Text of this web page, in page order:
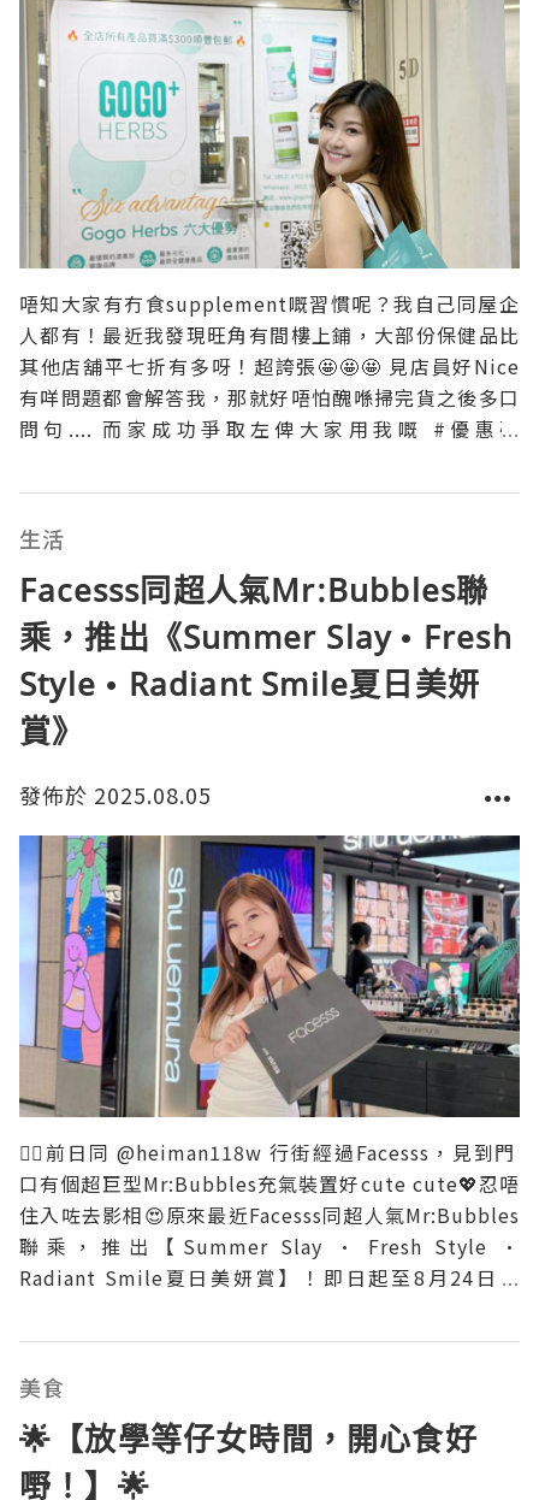
唔知大家有冇食supplement嘅習慣呢？我自己同屋企
人都有！最近我發現旺角有間樓上鋪，大部份保健品比
其他店舖平七折有多呀！超誇張🤩🤩🤩 見店員好Nice
有咩問題都會解答我，那就好唔怕醜喺掃完貨之後多口
問句.... 而家成功爭取左俾大家用我嘅 #優惠碼
惠‼️🔸優惠碼有效期至30/9/2025🔸簡直抵上加抵🤩精
明嘅女人點可以錯過啊？店舖內
生活
Facesss同超人氣Mr:Bubbles聯
乘，推出《Summer Slay • Fresh
Style • Radiant Smile夏日美妍
賞》
發佈於 2025.08.05
👯‍♀️前日同 @heiman118w 行街經過Facesss，見到門
口有個超巨型Mr:Bubbles充氣裝置好cute cute💖忍唔
住入咗去影相😍原來最近Facesss同超人氣Mr:Bubbles
聯乘，推出【Summer Slay • Fresh Style •
Radiant Smile夏日美妍賞】！即日起至8月24日，
面仲有好多
美食
🌟【放學等仔女時間，開心食好
嘢！】🌟